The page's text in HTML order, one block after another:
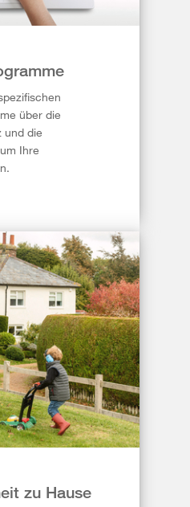
über die
und die
Ihre
zu Hause